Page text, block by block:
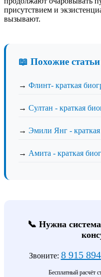
присутствием и
вызывают.
📖 Похожие
→ Флинт- краткая
→ Султан - краткая
→ Эмили Янг -
→ Амита - краткая
📞 Нужна
Звоните: 8 915
Бесплатный расчёт